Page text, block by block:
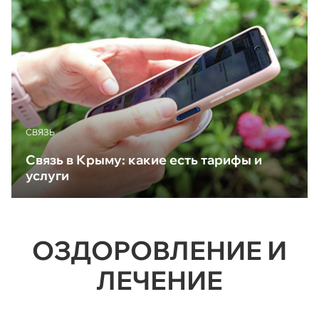
CВЯЗЬ
Связь в Крыму: какие есть тарифы и
услуги
ОЗДОРОВЛЕНИЕ И
ЛЕЧЕНИЕ